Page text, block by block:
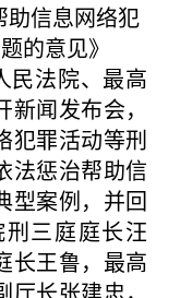
助信息网络犯
的意见》
法院、最高
闻发布会，
犯罪活动等刑
法惩治帮助信
型案例，并回
三庭庭长汪
长王鲁，最高